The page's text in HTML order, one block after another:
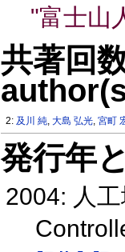
"富士山
共著回
2: 及川 純,大島 弘光,宮町
発行年
2004: 人